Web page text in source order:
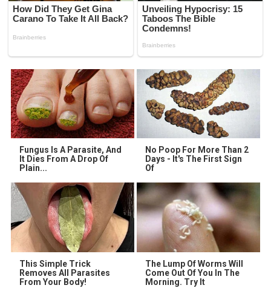
Fungus Is A Parasite, And
It Dies From A Drop Of
Plain...
No Poop For More Than 2
Days - It's The First Sign
Of
This Simple Trick
Removes All Parasites
From Your Body!
The Lump Of Worms Will
Come Out Of You In The
Morning. Try It